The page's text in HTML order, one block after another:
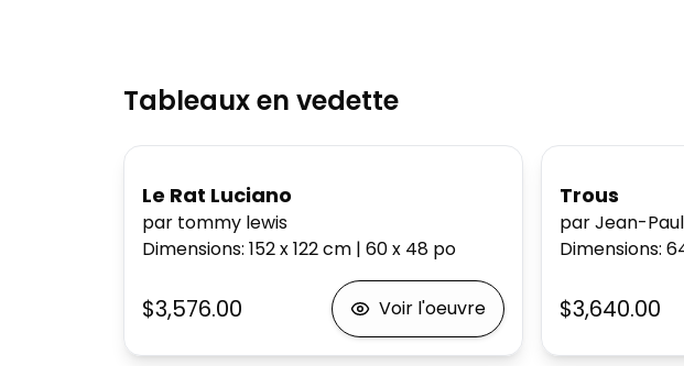
Tableaux en vedette
Le Rat Luciano
par tommy lewis
Dimensions: 152 x 122cm | 60 x 48 po
$3,576.00 Voir l'oeuvre
Trous
par Jean-
Dimensions:
$3,640.00